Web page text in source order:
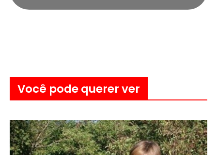
Você pode querer ver